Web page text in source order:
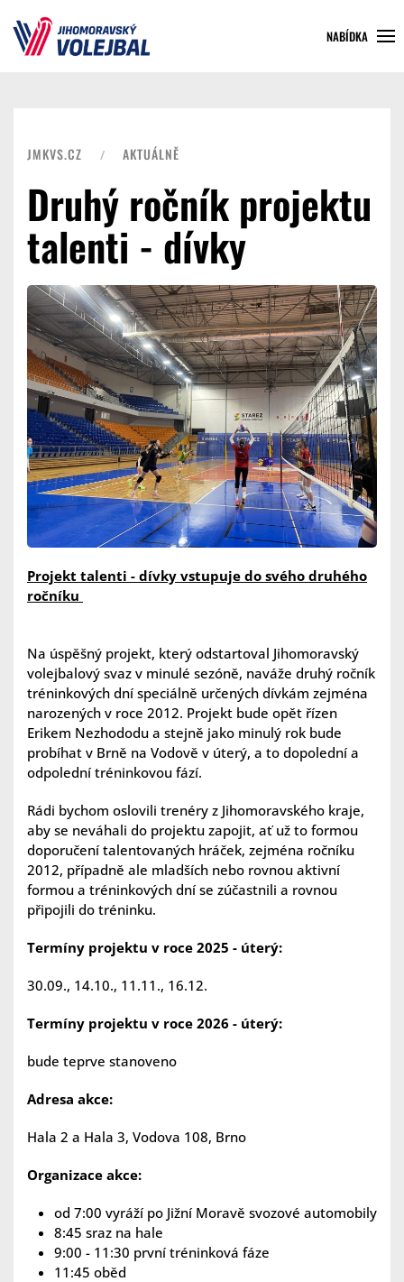
NABÍDKA
JMKVS.CZ AKTUÁLNĚ
Druhý ročník projektu
talenti - dívky
Projekt talenti - dívky vstupuje do svého druhého
ročníku
Na úspěšný projekt, který odstartoval Jihomoravský
volejbalový svaz v minulé sezóně, naváže druhý ročník
tréninkových dní speciálně určených dívkám zejména
narozených v roce 2012. Projekt bude opět řízen
Erikem Nezhododu a stejně jako minulý rok bude
probíhat v Brně na Vodově v úterý, a to dopolední a
odpolední tréninkovou fází.
Rádi bychom oslovili trenéry z Jihomoravského kraje,
aby se neváhali do projektu zapojit, ať už to formou
doporučení talentovaných hráček, zejména ročníku
2012, případně ale mladších nebo rovnou aktivní
formou a tréninkových dní se zúčastnili a rovnou
připojili do tréninku.
Termíny projektu v roce 2025 - úterý:
30.09., 14.10., 11.11., 16.12.
Termíny projektu v roce 2026 - úterý:
bude teprve stanoveno
Adresa akce:
Hala 2 a Hala 3, Vodova 108, Brno
Organizace akce:
od 7:00 vyráží po Jižní Moravě svozové automobily
8:45 sraz na hale
9:00 - 11:30 první tréninková fáze
11:45 oběd